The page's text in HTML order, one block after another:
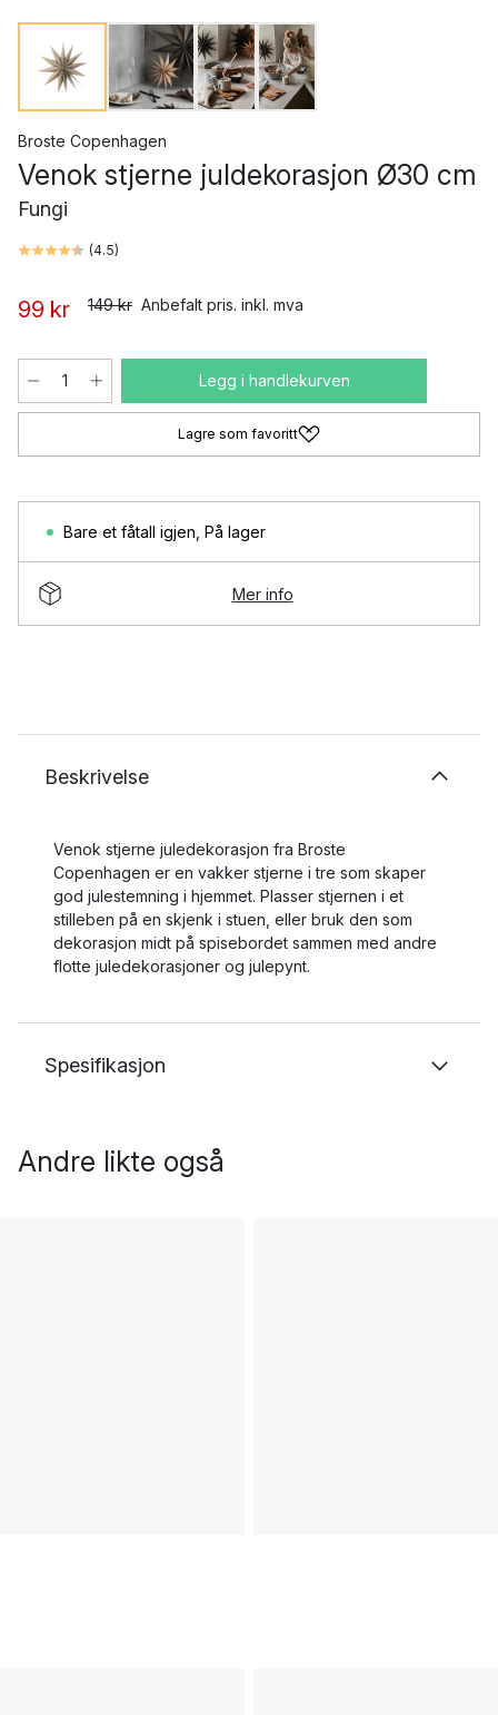
Broste Copenhagen
Venok stjerne juldekorasjon Ø30 cm
Fungi
(4.5)
99 kr 149 kr Anbefalt pris. inkl. mva
Legg i handlekurven
Lagre som favoritt
Bare et fåtall igjen På lager
Mer info
Beskrivelse
Venok stjerne juledekorasjon fra Broste
Copenhagen er en vakker stjerne i tre som skaper
god julestemning i hjemmet. Plasser stjernen i et
stilleben på en skjenk i stuen, eller bruk den som
dekorasjon midt på spisebordet sammen med andre
flotte juledekorasjoner og julepynt.
Spesifikasjon
Andre likte også